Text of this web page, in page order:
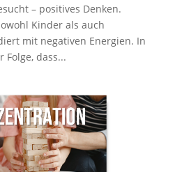
– positives Denken.
Kinder als auch
mit negativen Energien. In
Folge, dass...